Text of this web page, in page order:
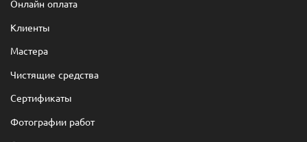
Онлайн оплата
Клиенты
Мастера
Чистящие средства
Сертификаты
Фотографии работ